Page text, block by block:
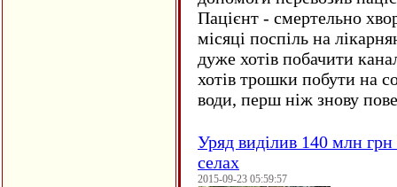
Пацієнт - смертельно
місяці поспіль на
дуже хотів побачити
хотів трошки побути на
води, перш ніж знову
Уряд виділив 140 млн
селах
2015-09-23 05:59:57